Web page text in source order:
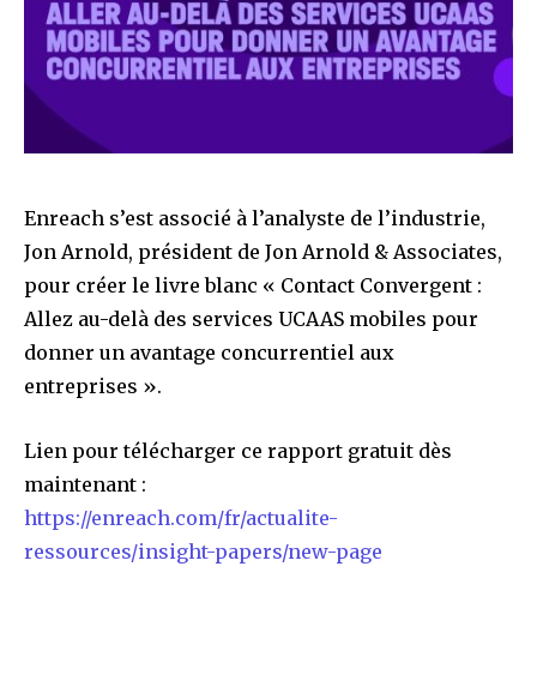
Enreach s’est associé à l’analyste de l’industrie,
Jon Arnold, président de Jon Arnold & Associates,
pour créer le livre blanc « Contact Convergent :
Allez au-delà des services UCAAS mobiles pour
donner un avantage concurrentiel aux
entreprises ».
Lien pour télécharger ce rapport gratuit dès
maintenant :
https://enreach.com/fr/actualite-
ressources/insight-papers/new-page